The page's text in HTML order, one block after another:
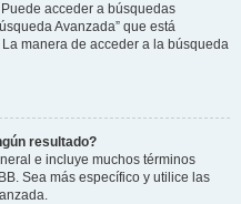
acceder a búsquedas
Avanzada” que está
manera de acceder a la búsqueda
resultado?
e incluye muchos términos
Sea más específico y utilice las